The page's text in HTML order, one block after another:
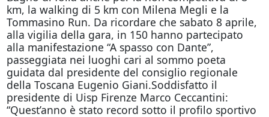
km, la walking di 5 km con Milena Megli e la
Tommasino Run. Da ricordare che sabato 8 aprile,
alla vigilia della gara, in 150 hanno partecipato
alla manifestazione “A spasso con Dante”,
passeggiata nei luoghi cari al sommo poeta
guidata dal presidente del consiglio regionale
della Toscana Eugenio Giani.Soddisfatto il
presidente di Uisp Firenze Marco Ceccantini:
“Quest’anno è stato record sotto il profilo sportivo